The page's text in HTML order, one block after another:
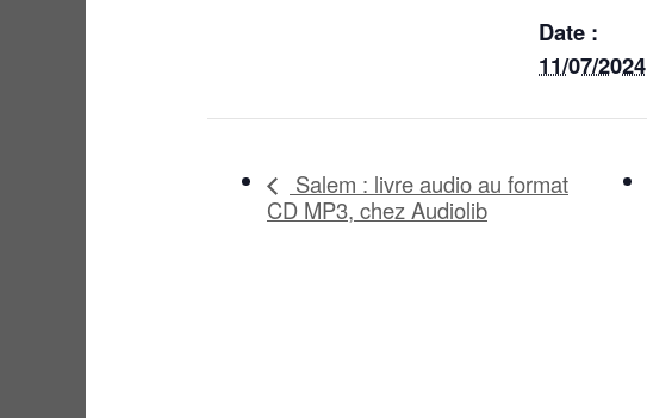
Date :
11/07/2024
Salem : livre audio au format
CD MP3, chez Audiolib